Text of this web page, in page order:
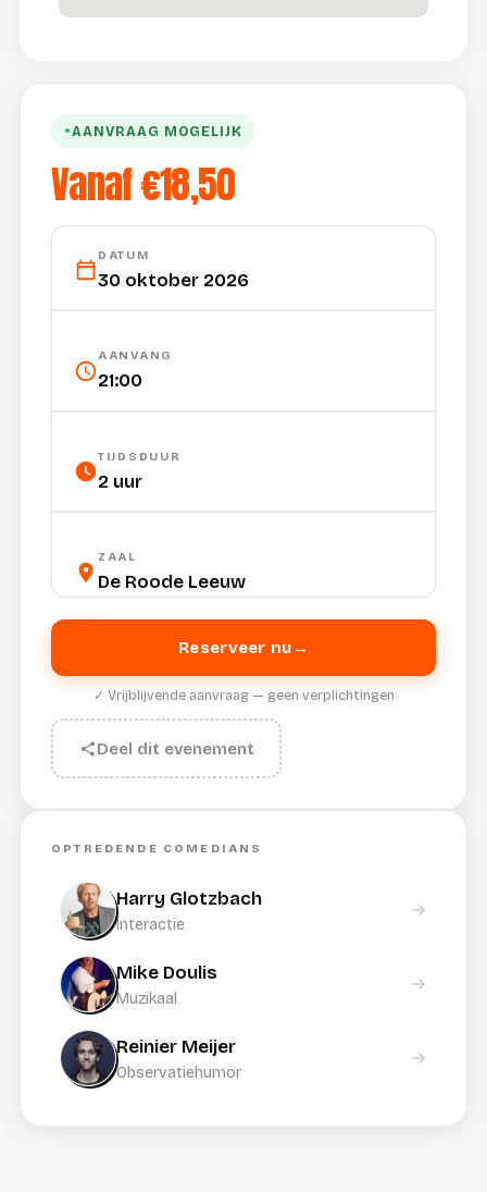
●AANVRAAG MOGELIJK
Vanaf €18,50
DATUM
30 oktober 2026
AANVANG
21:00
TIJDSDUUR
2 uur
ZAAL
De Roode Leeuw
Reserveer nu →
✓ Vrijblijvende aanvraag — geen verplichtingen
Deel dit evenement
OPTREDENDE COMEDIANS
Harry Glotzbach
Interactie
Mike Doulis
Muzikaal
Reinier Meijer
Observatiehumor